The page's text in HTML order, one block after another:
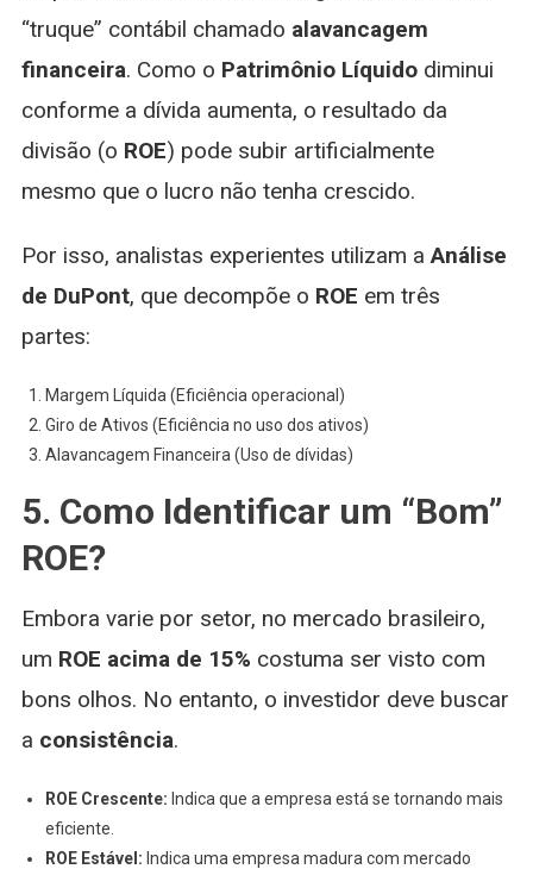
“truque” contábil chamado alavancagem
financeira. Como o Patrimônio Líquidodiminui
conforme a dívida aumenta, o resultado da
divisão (o ROE) pode subir artificialmente
mesmo que o lucro não tenha crescido.
Por isso, analistas experientes utilizam aAnálise
de DuPont, que decompõe o ROE em três
partes:
Margem Líquida (Eficiência operacional)
Giro de Ativos (Eficiência no uso dos ativos)
Alavancagem Financeira (Uso de dívidas)
5. Como Identificar um “Bom”
ROE?
Embora varie por setor, no mercado brasileiro,
um ROE acima de 15% costuma ser visto com
bons olhos. No entanto, o investidor deve buscar
a consistência.
ROE Crescente: Indica que a empresa está se tornando mais
eficiente.
ROE Estável: Indica uma empresa madura com mercado